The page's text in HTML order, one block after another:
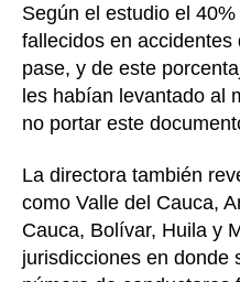
Según el estudio el
fallecidos en
pase, y de este
les habían levantado al
no portar este
La directora también
como Valle del Cauca,
Cauca, Bolívar, Huila y
jurisdicciones en donde